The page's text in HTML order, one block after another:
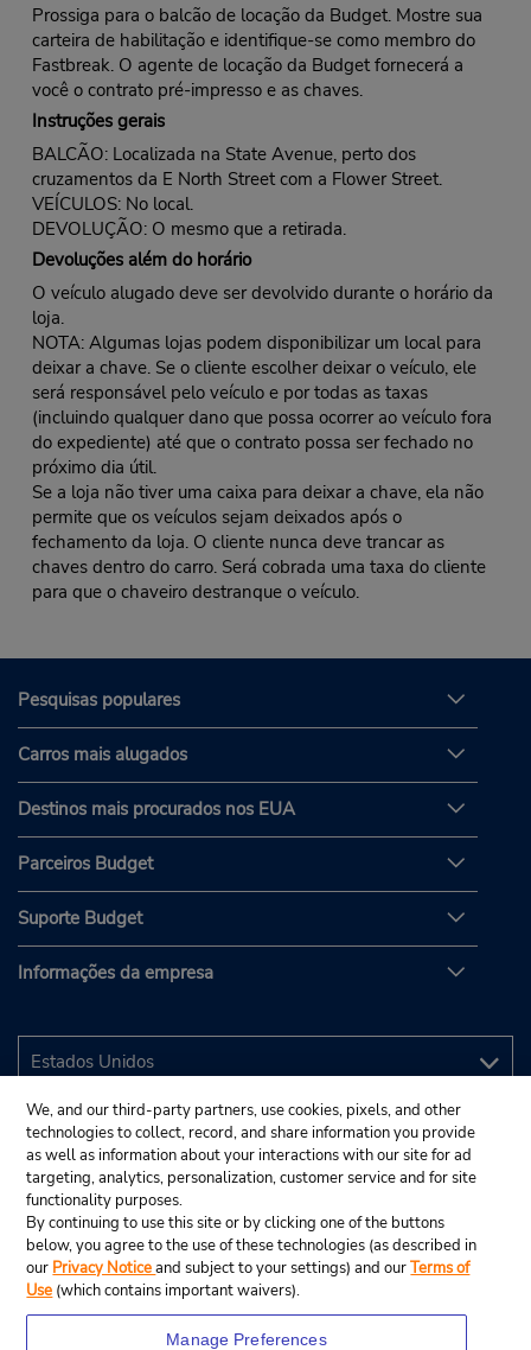
Prossiga para o balcão de locação da Budget. Mostre sua
carteira de habilitação e identifique-se como membro do
Fastbreak. O agente de locação da Budget fornecerá a
você o contrato pré-impresso e as chaves.
Instruções gerais
BALCÃO: Localizada na State Avenue, perto dos
cruzamentos da E North Street com a Flower Street.
VEÍCULOS: No local.
DEVOLUÇÃO: O mesmo que a retirada.
Devoluções além do horário
O veículo alugado deve ser devolvido durante o horário da
loja.
NOTA: Algumas lojas podem disponibilizar um local para
deixar a chave. Se o cliente escolher deixar o veículo, ele
será responsável pelo veículo e por todas as taxas
(incluindo qualquer dano que possa ocorrer ao veículo fora
do expediente) até que o contrato possa ser fechado no
próximo dia útil.
Se a loja não tiver uma caixa para deixar a chave, ela não
permite que os veículos sejam deixados após o
fechamento da loja. O cliente nunca deve trancar as
chaves dentro do carro. Será cobrada uma taxa do cliente
para que o chaveiro destranque o veículo.
Pesquisas populares
Carros mais alugados
Destinos mais procurados nos EUA
Parceiros Budget
Suporte Budget
Informações da empresa
We, and our third-party partners, use cookies, pixels, and other
technologies to collect, record, and share information you provide
as well as information about your interactions with our site for ad
targeting, analytics, personalization, customer service and for site
functionality purposes.
By continuing to use this site or by clicking one of the buttons
below, you agree to the use of these technologies (as described in
our Privacy Noticeand subject to your settings) and ourTerms of
Use (which contains important waivers).
Manage Preferences